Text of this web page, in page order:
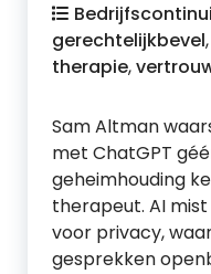
gerechtelijkbevel,
therapie,
Sam Altman
met ChatGPT
geheimhouding
therapeut. AI
voor privacy,
gesprekken